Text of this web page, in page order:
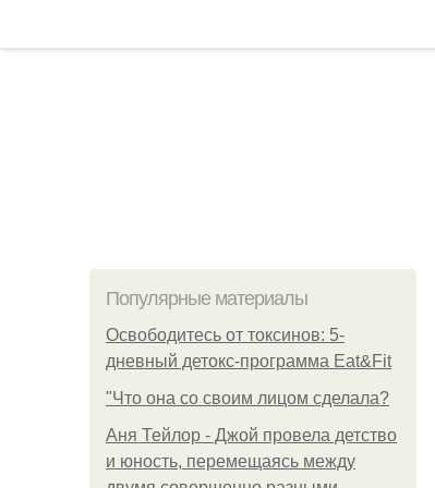
Популярные материалы
Освободитесь от токсинов: 5-
дневный детокс-программа Eat&Fit
"Что она со своим лицом сделала?
Аня Тейлор - Джой провела детство
и юность, перемещаясь между